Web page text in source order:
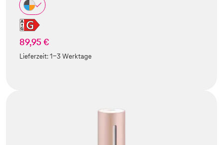
89,95 €
Lieferzeit:1-3 Werktage